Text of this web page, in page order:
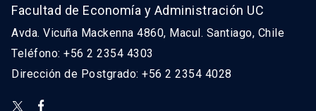
Facultad de Economía y Administración UC
Avda. Vicuña Mackenna 4860, Macul. Santiago, Chile
Teléfono: +56 2 2354 4303
Dirección de Postgrado: +56 2 2354 4028